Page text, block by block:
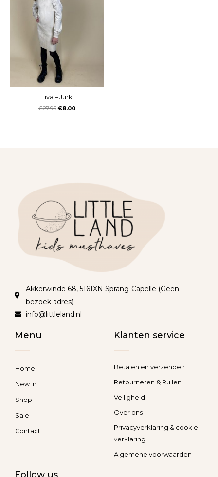
Liva – Jurk
€27.95 €8.00
Akkerwinde 68, 5161XN Sprang-Capelle (Geen
bezoek adres)
info@littleland.nl
Menu
Home
New in
Shop
Sale
Contact
Klanten service
Betalen en verzenden
Retourneren & Ruilen
Veiligheid
Over ons
Privacyverklaring & cookie
verklaring
Algemene voorwaarden
Follow us